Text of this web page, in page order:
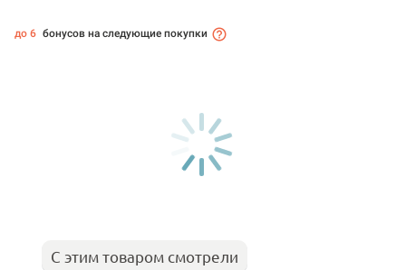
до 6 бонусов на следующие покупки
С этим товаром смотрели